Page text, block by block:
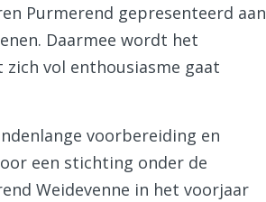
Purmerend gepresenteerd aan
Daarmee wordt het
vol enthousiasme gaat
voorbereiding en
een stichting onder de
Weidevenne in het voorjaar